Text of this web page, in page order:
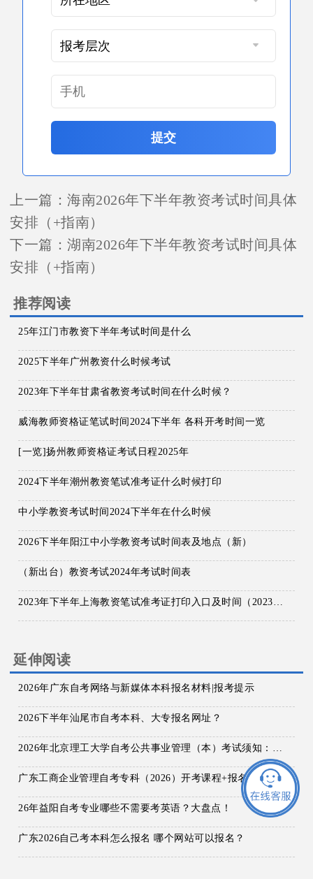
提交
上一篇：海南2026年下半年教资考试时间具体
安排（+指南）
下一篇：湖南2026年下半年教资考试时间具体
安排（+指南）
推荐阅读
25年江门市教资下半年考试时间是什么
2025下半年广州教资什么时候考试
2023年下半年甘肃省教资考试时间在什么时候？
威海教师资格证笔试时间2024下半年 各科开考时间一览
[一览]扬州教师资格证考试日程2025年
2024下半年潮州教资笔试准考证什么时候打印
中小学教资考试时间2024下半年在什么时候
2026下半年阳江中小学教资考试时间表及地点（新）
（新出台）教资考试2024年考试时间表
延伸阅读
2026年广东自考网络与新媒体本科报名材料|报考提示
2026下半年汕尾市自考本科、大专报名网址？
广东工商企业管理自考专科（2026）开考课程+报名指南
26年益阳自考专业哪些不需要考英语？大盘点！
广东2026自己考本科怎么报名 哪个网站可以报名？